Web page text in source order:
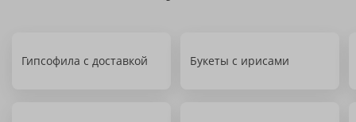
Гипсофила с доставкой Букеты с ирисами